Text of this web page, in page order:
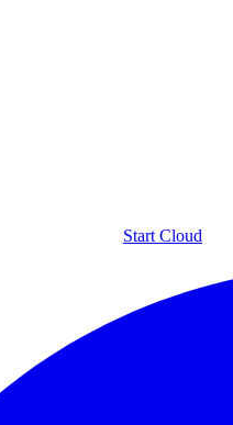
Start Cloud